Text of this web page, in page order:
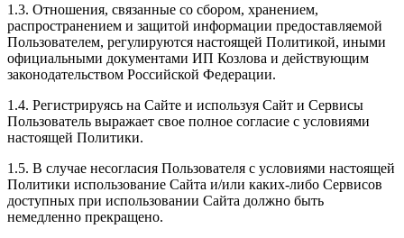
1.3. Отношения, связанные со сбором, хранением,
распространением и защитой информации предоставляемой
Пользователем, регулируются настоящей Политикой, иными
официальными документами ИП Козловa и действующим
законодательством Российской Федерации.
1.4. Регистрируясь на Сайте и используя Сайт и Сервисы
Пользователь выражает свое полное согласие с условиями
настоящей Политики.
1.5. В случае несогласия Пользователя с условиями настоящей
Политики использование Сайта и/или каких-либо Сервисов
доступных при использовании Сайта должно быть
немедленно прекращено.